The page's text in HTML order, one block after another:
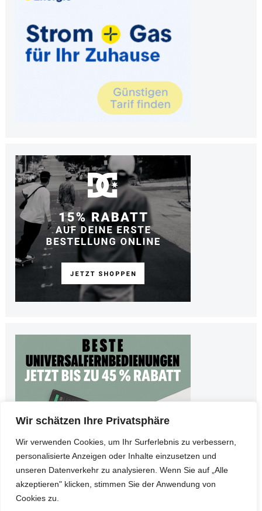
Wir schätzen Ihre Privatsphäre
Wir verwenden Cookies, um Ihr Surferlebnis zu verbessern,
personalisierte Anzeigen oder Inhalte einzusetzen und
unseren Datenverkehr zu analysieren. Wenn Sie auf „Alle
akzeptieren" klicken, stimmen Sie der Anwendung von
Cookies zu.